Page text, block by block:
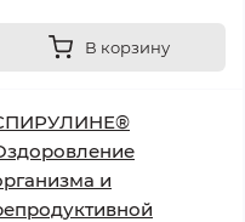
В корзину
и